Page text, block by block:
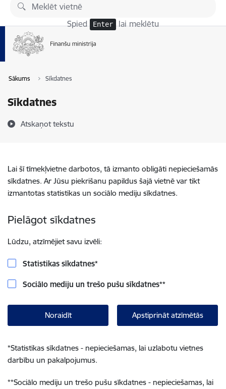
Pāriet uz lapas saturu
Spied Enter lai meklētu
Sākums Sīkdatnes
Sīkdatnes
Atskaņot tekstu
Lai šī tīmekļvietne darbotos, tā izmanto obligāti nepieciešamās
sīkdatnes. Ar Jūsu piekrišanu papildus šajā vietnē var tikt
izmantotas statistikas un sociālo mediju sīkdatnes.
Pielāgot sīkdatnes
Lūdzu, atzīmējiet savu izvēli:
Statistikas sīkdatnes*
Sociālo mediju un trešo pušu sīkdatnes**
Noraidīt Apstiprināt atzīmētās
*Statistikas sīkdatnes - nepieciešamas, lai uzlabotu vietnes
darbību un pakalpojumus.
**Sociālo mediju un trešo pušu sīkdatnes - nepieciešamas, lai